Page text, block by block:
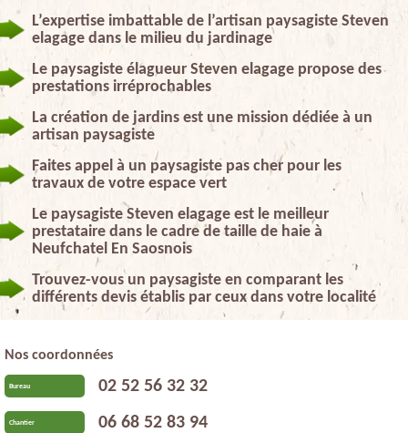
L’expertise imbattable de l’artisan paysagiste Steven
elagage dans le milieu du jardinage
Le paysagiste élagueur Steven elagage propose des
prestations irréprochables
La création de jardins est une mission dédiée à un
artisan paysagiste
Faites appel à un paysagiste pas cher pour les
travaux de votre espace vert
Le paysagiste Steven elagage est le meilleur
prestataire dans le cadre de taille de haie à
Neufchatel En Saosnois
Trouvez-vous un paysagiste en comparant les
différents devis établis par ceux dans votre localité
Nos coordonnées
Bureau 02 52 56 32 32
Chantier 06 68 52 83 94